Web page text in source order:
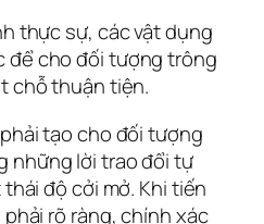
thực sự, các vật dụng
để cho đối tượng trông
chỗ thuận tiện.
tạo cho đối tượng
những lời trao đổi tự
độ cởi mở. Khi tiến
rõ ràng, chính xác